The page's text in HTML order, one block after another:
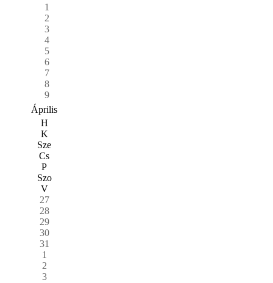
1
2
3
4
5
6
7
8
9
Április
H
K
Sze
Cs
P
Szo
V
27
28
29
30
31
1
2
3